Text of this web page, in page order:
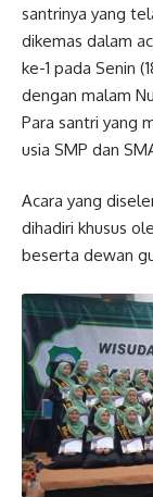
santrinya yang
dikemas dalam
ke-1 pada Senin
dengan malam
Para santri yang
usia SMP dan
Acara yang
dihadiri khusus
beserta dewan